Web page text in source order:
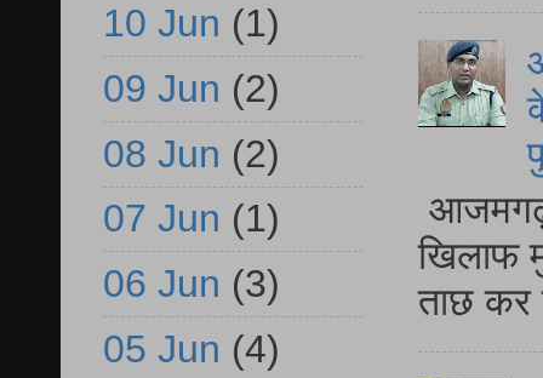
आजमगढ़
खिलाफ
ताछ कर
10 Jun (1)
09 Jun (2)
08 Jun (2)
07 Jun (1)
06 Jun (3)
05 Jun (4)